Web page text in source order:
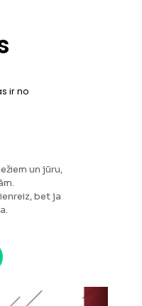
ir no
un jūru,
bet ja